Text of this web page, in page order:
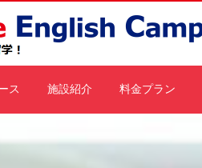
ス 施設紹介 料金プラン